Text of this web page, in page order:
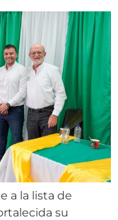
a la lista de
su